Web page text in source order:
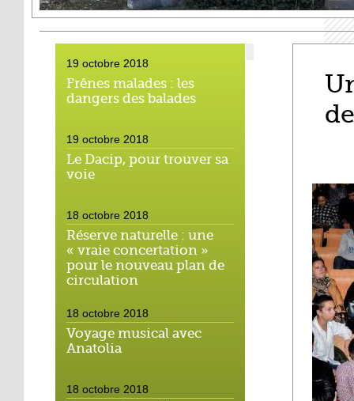
19 octobre 2018
Frênes malades : les
dangers des balades
19 octobre 2018
Le Dacip, pour trouver sa
voie
18 octobre 2018
Réserve naturelle : une
« vraie concertation »
pour le nouveau plan de
circulation
18 octobre 2018
Voyage musical avec
Anatolia
18 octobre 2018